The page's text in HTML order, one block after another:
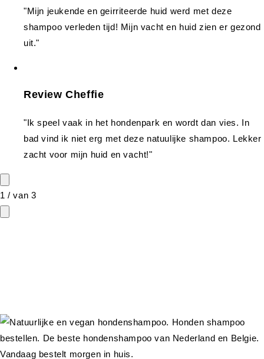
"Mijn jeukende en geirriteerde huid werd met deze
shampoo verleden tijd! Mijn vacht en huid zien er gezond
uit."
Review Cheffie
"Ik speel vaak in het hondenpark en wordt dan vies. In
bad vind ik niet erg met deze natuulijke shampoo. Lekker
zacht voor mijn huid en vacht!"
1 /van 3